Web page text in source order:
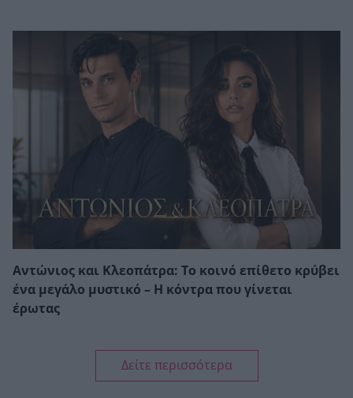
Αντώνιος και Κλεοπάτρα: Το κοινό επίθετο κρύβει
ένα μεγάλο μυστικό – Η κόντρα που γίνεται
έρωτας
Δείτε περισσότερα